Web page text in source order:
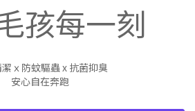
孩每一刻
ｘ防蚊驅蟲 x 抗菌抑臭
安心自在奔跑